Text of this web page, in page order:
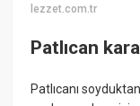
lezzet.com.tr
Patlıcan
Patlıcanı